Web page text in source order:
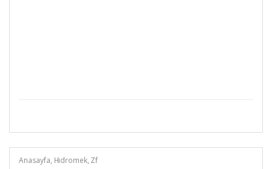
Anasayfa, Hidromek, Zf